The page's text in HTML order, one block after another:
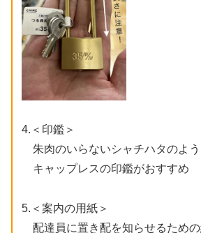
4.＜印鑑＞
朱肉のいらないシャチハタのよ
キャップレスの印鑑がおすすめ
5.＜案内の用紙＞
配達員に置き配を知らせるため